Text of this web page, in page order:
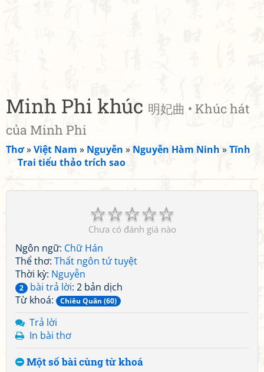
Minh Phi khúc 明妃曲 • Khúc hát
của Minh Phi
Thơ»Việt Nam » Nguyễn » Nguyễn Hàm Ninh »Tĩnh
Trai tiểu thảo trích sao
☆
☆
☆
☆
☆
Chưa có đánh giá nào
Ngôn ngữ: Chữ Hán
Thể thơ: Thất ngôn tứ tuyệt
Thời kỳ: Nguyễn
2 bài trả lời: 2 bản dịch
Từ khoá:
Chiêu Quân (60)
Trả lời
In bài thơ
Một số bài cùng từ khoá